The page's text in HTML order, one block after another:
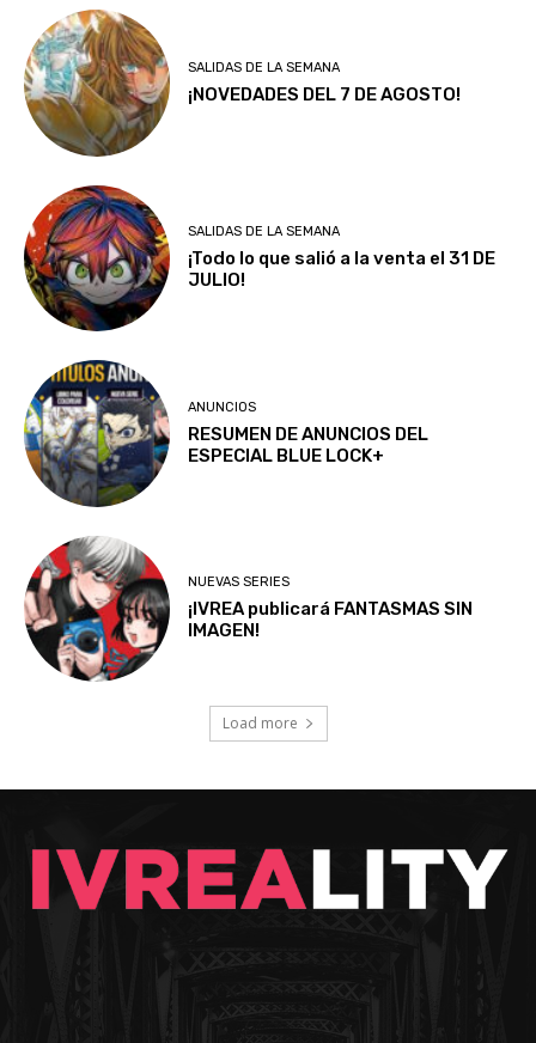
SALIDAS DE LA SEMANA
¡NOVEDADES DEL 7 DE AGOSTO!
SALIDAS DE LA SEMANA
¡Todo lo que salió a la venta el 31 DE
JULIO!
ANUNCIOS
RESUMEN DE ANUNCIOS DEL
ESPECIAL BLUE LOCK+
NUEVAS SERIES
¡IVREA publicará FANTASMAS SIN
IMAGEN!
Load more